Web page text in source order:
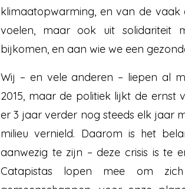
klimaatopwarming, en van de
voelen, maar ook uit solidariteit
bijkomen, en aan wie we een
Wij – en vele anderen – liepen al
2015, maar de politiek lijkt de ernst
er 3 jaar verder nog steeds elk jaar
milieu vernield. Daarom is het
aanwezig te zijn – deze crisis is te
Catapistas lopen mee om